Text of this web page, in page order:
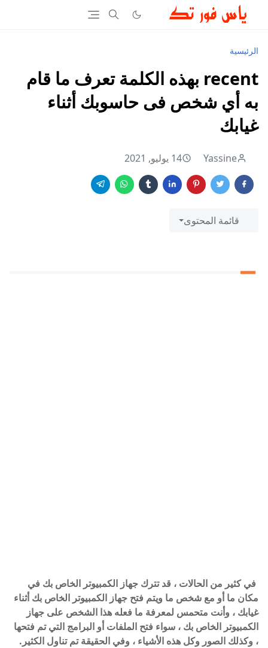
الرئيسية
recent بهذه الكلمة تعرف ما قام
به أي شخص فى حاسوبك أثناء
غيابك
Yassine 14 يوليو, 2021
قائمة المحتوى
في كثير من الحالات ، قد تترك جهاز الكمبيوتر الخاص بك في
مكان ما أو مع شخص ما ويتم فتح جهاز الكمبيوتر الخاص بك أثناء
غيابك ، وأنت متحمس لمعرفة ما فعله هذا الشخص على جهاز
الكمبيوتر الخاص بك ، سواء فتح الملفات أو البرامج التي تم فتحها
، وكذلك الصور وكل هذه الأشياء ، وفي الحقيقة تم تناول الكثير.